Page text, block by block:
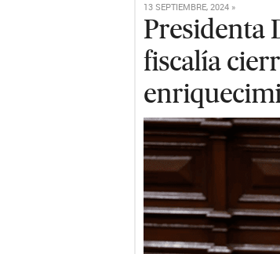
13 SEPTIEMBRE, 2024 »
Presidenta
fiscalía